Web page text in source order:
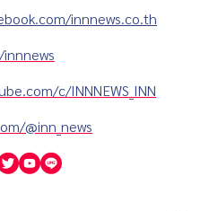
innnews.co.th
c/INNNEWS_INN
@inn_news